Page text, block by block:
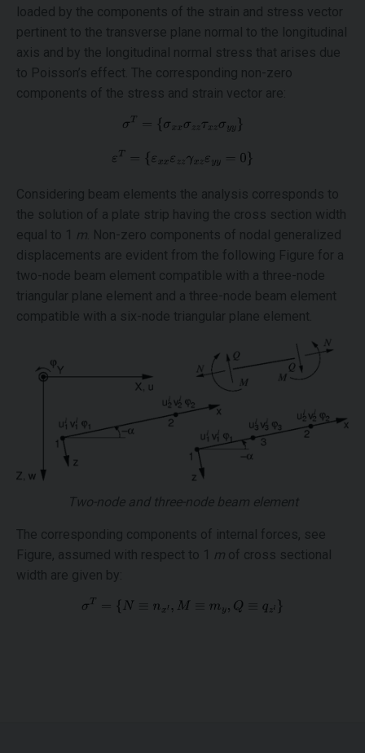
loaded by the components of the strain and stress vector
pertinent to the transverse plane normal to the longitudinal
axis and by the longitudinal normal stress that arises due
to Poisson’s effect. The corresponding non-zero
components of the stress and strain vector are:
Considering beam elements the analysis corresponds to
the solution of a plate strip having the cross section width
equal to 1 m . Non-zero components of nodal generalized
displacements are evident from the following Figure for a
two-node beam element compatible with a three-node
triangular plane element and a three-node beam element
compatible with a six-node triangular plane element.
Two-node and three-node beam element
The corresponding components of internal forces, see
Figure, assumed with respect to 1 m of cross sectional
width are given by: